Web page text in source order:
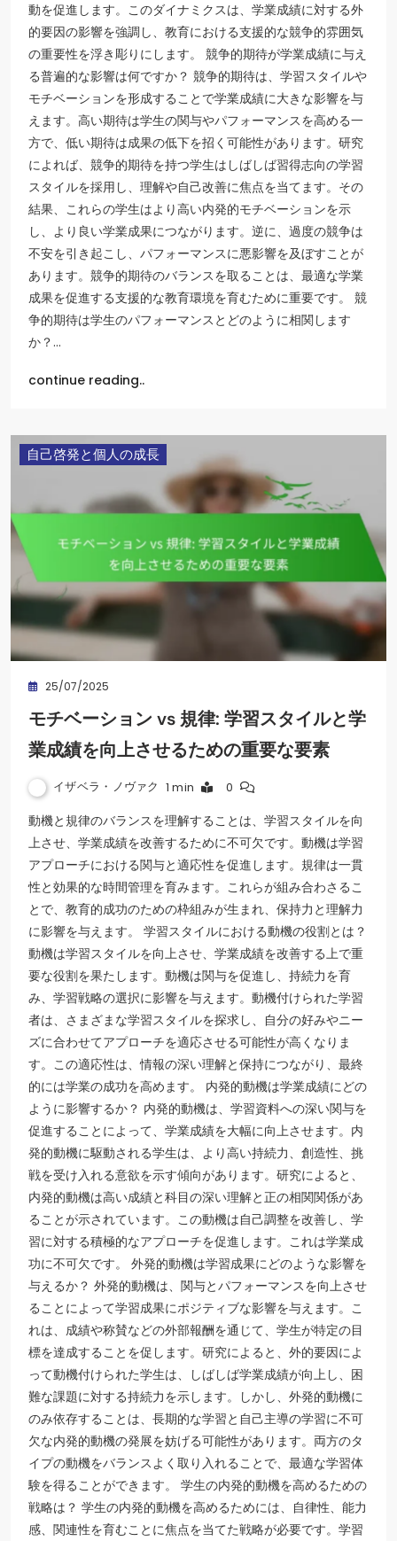
動を促進します。このダイナミクスは、学業成績に対する外
的要因の影響を強調し、教育における支援的な競争的雰囲気
の重要性を浮き彫りにします。 競争的期待が学業成績に与え
る普遍的な影響は何ですか？ 競争的期待は、学習スタイルや
モチベーションを形成することで学業成績に大きな影響を与
えます。高い期待は学生の関与やパフォーマンスを高める一
方で、低い期待は成果の低下を招く可能性があります。研究
によれば、競争的期待を持つ学生はしばしば習得志向の学習
スタイルを採用し、理解や自己改善に焦点を当てます。その
結果、これらの学生はより高い内発的モチベーションを示
し、より良い学業成果につながります。逆に、過度の競争は
不安を引き起こし、パフォーマンスに悪影響を及ぼすことが
あります。競争的期待のバランスを取ることは、最適な学業
成果を促進する支援的な教育環境を育むために重要です。 競
争的期待は学生のパフォーマンスとどのように相関します
か？…
continue reading..
自己啓発と個人の成長
25/07/2025
モチベーション vs 規律: 学習スタイルと学
業成績を向上させるための重要な要素
イザベラ・ノヴァク 1 min 0
動機と規律のバランスを理解することは、学習スタイルを向
上させ、学業成績を改善するために不可欠です。動機は学習
アプローチにおける関与と適応性を促進します。規律は一貫
性と効果的な時間管理を育みます。これらが組み合わさるこ
とで、教育的成功のための枠組みが生まれ、保持力と理解力
に影響を与えます。 学習スタイルにおける動機の役割とは？
動機は学習スタイルを向上させ、学業成績を改善する上で重
要な役割を果たします。動機は関与を促進し、持続力を育
み、学習戦略の選択に影響を与えます。動機付けられた学習
者は、さまざまな学習スタイルを探求し、自分の好みやニー
ズに合わせてアプローチを適応させる可能性が高くなりま
す。この適応性は、情報の深い理解と保持につながり、最終
的には学業の成功を高めます。 内発的動機は学業成績にどの
ように影響するか？ 内発的動機は、学習資料への深い関与を
促進することによって、学業成績を大幅に向上させます。内
発的動機に駆動される学生は、より高い持続力、創造性、挑
戦を受け入れる意欲を示す傾向があります。研究によると、
内発的動機は高い成績と科目の深い理解と正の相関関係があ
ることが示されています。この動機は自己調整を改善し、学
習に対する積極的なアプローチを促進します。これは学業成
功に不可欠です。 外発的動機は学習成果にどのような影響を
与えるか？ 外発的動機は、関与とパフォーマンスを向上させ
ることによって学習成果にポジティブな影響を与えます。こ
れは、成績や称賛などの外部報酬を通じて、学生が特定の目
標を達成することを促します。研究によると、外的要因によ
って動機付けられた学生は、しばしば学業成績が向上し、困
難な課題に対する持続力を示します。しかし、外発的動機に
のみ依存することは、長期的な学習と自己主導の学習に不可
欠な内発的動機の発展を妨げる可能性があります。両方のタ
イプの動機をバランスよく取り入れることで、最適な学習体
験を得ることができます。 学生の内発的動機を高めるための
戦略は？ 学生の内発的動機を高めるためには、自律性、能力
感、関連性を育むことに焦点を当てた戦略が必要です。学習